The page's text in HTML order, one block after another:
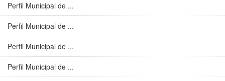
Perfil Municipal de ...
Perfil Municipal de ...
Perfil Municipal de ...
Perfil Municipal de ...